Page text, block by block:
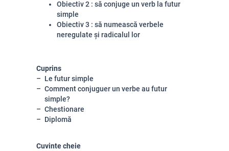
Obiectiv 2 : să conjuge un verb la futur
simple
Obiectiv 3 : să numească verbele
neregulate și radicalul lor
Cuprins
Le futur simple
Comment conjuguer un verbe au futur
simple?
Chestionare
Diplomă
Cuvinte cheie